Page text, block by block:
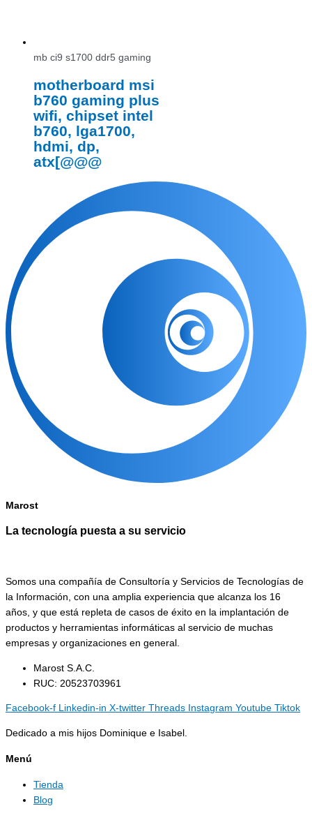
mb ci9 s1700 ddr5 gaming
motherboard msi
b760 gaming plus
wifi, chipset intel
b760, lga1700,
hdmi, dp,
atx[@@@
Marost
La tecnología puesta a su servicio
Somos una compañía de Consultoría y Servicios de Tecnologías de
la Información, con una amplia experiencia que alcanza los 16
años, y que está repleta de casos de éxito en la implantación de
productos y herramientas informáticas al servicio de muchas
empresas y organizaciones en general.
Marost S.A.C.
RUC: 20523703961
Facebook-f Linkedin-in X-twitter Threads Instagram Youtube Tiktok
Dedicado a mis hijos Dominique e Isabel.
Menú
Tienda
Blog